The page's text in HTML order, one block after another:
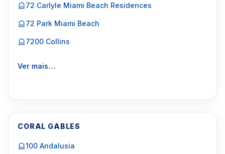
72 Carlyle Miami Beach Residences
72 Park Miami Beach
7200 Collins
Ver mais…
CORAL GABLES
100 Andalusia